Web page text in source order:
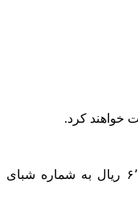
طبق پیامک‌های دریافتی برخی سهامداران، متن پیام ارسالی به این شکل است: «سهامدار گرامی، مرحله اول سود سهام عدالت عملکرد سال مالی ۱۴۰۳ به مبلغ ۶٬۰۹۱٬۰۰۶ ریال به شماره شبای